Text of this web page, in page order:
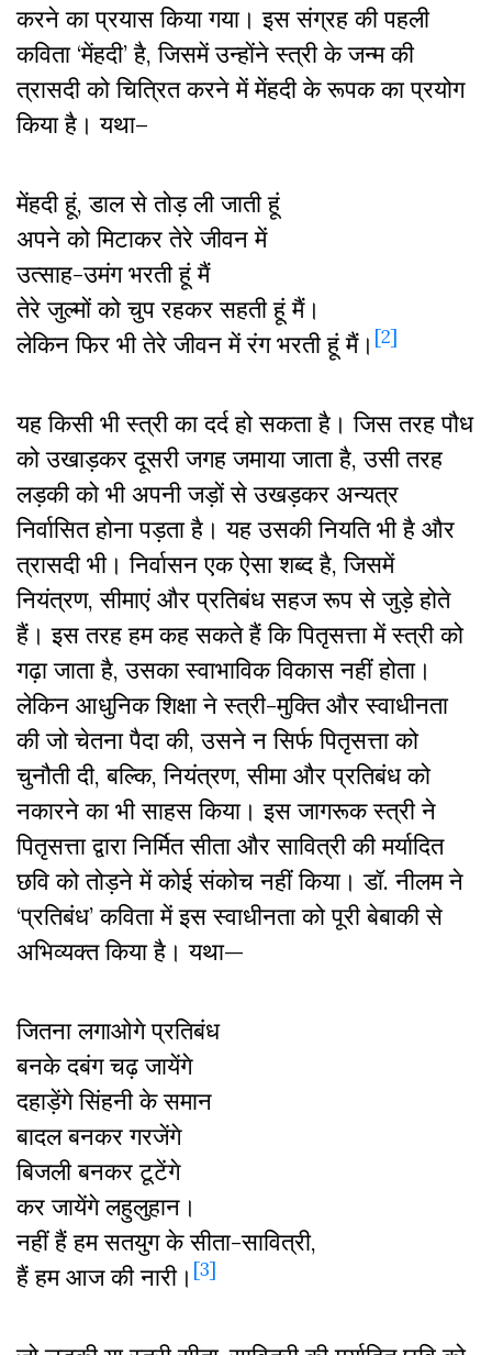
करने का प्रयास किया गया। इस संग्रह की पहली
कविता ‘मेंहदी’ है, जिसमें उन्होंने स्त्री के जन्म की
त्रासदी को चित्रित करने में मेंहदी के रूपक का प्रयोग
किया है। यथा–
मेंहदी हूं, डाल से तोड़ ली जाती हूं
अपने को मिटाकर तेरे जीवन में
उत्साह-उमंग भरती हूं मैं
तेरे जुल्मों को चुप रहकर सहती हूं मैं।
लेकिन फिर भी तेरे जीवन में रंग भरती हूं मैं। [2]
यह किसी भी स्त्री का दर्द हो सकता है। जिस तरह पौध
को उखाड़कर दूसरी जगह जमाया जाता है, उसी तरह
लड़की को भी अपनी जड़ों से उखड़कर अन्यत्र
निर्वासित होना पड़ता है। यह उसकी नियति भी है और
त्रासदी भी। निर्वासन एक ऐसा शब्द है, जिसमें
नियंत्रण, सीमाएं और प्रतिबंध सहज रूप से जुड़े होते
हैं। इस तरह हम कह सकते हैं कि पितृसत्ता में स्त्री को
गढ़ा जाता है, उसका स्वाभाविक विकास नहीं होता।
लेकिन आधुनिक शिक्षा ने स्त्री-मुक्ति और स्वाधीनता
की जो चेतना पैदा की, उसने न सिर्फ पितृसत्ता को
चुनौती दी, बल्कि, नियंत्रण, सीमा और प्रतिबंध को
नकारने का भी साहस किया। इस जागरूक स्त्री ने
पितृसत्ता द्वारा निर्मित सीता और सावित्री की मर्यादित
छवि को तोड़ने में कोई संकोच नहीं किया। डॉ. नीलम ने
‘प्रतिबंध’ कविता में इस स्वाधीनता को पूरी बेबाकी से
अभिव्यक्त किया है। यथा—
जितना लगाओगे प्रतिबंध
बनके दबंग चढ़ जायेंगे
दहाड़ेंगे सिंहनी के समान
बादल बनकर गरजेंगे
बिजली बनकर टूटेंगे
कर जायेंगे लहुलुहान।
नहीं हैं हम सतयुग के सीता-सावित्री,
हैं हम आज की नारी। [3]